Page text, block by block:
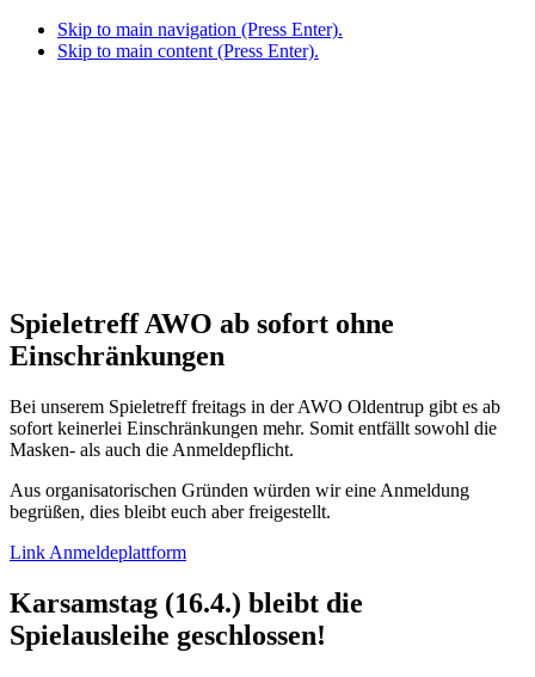
Skip to main navigation (Press Enter).
Skip to main content (Press Enter).
Spieletreff AWO ab sofort ohne
Einschränkungen
Bei unserem Spieletreff freitags in der AWO Oldentrup gibt es ab
sofort keinerlei Einschränkungen mehr. Somit entfällt sowohl die
Masken- als auch die Anmeldepflicht.
Aus organisatorischen Gründen würden wir eine Anmeldung
begrüßen, dies bleibt euch aber freigestellt.
Link Anmeldeplattform
Karsamstag (16.4.) bleibt die
Spielausleihe geschlossen!